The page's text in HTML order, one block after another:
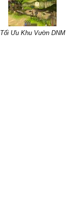
Tối Ưu Khu Vườn DNM